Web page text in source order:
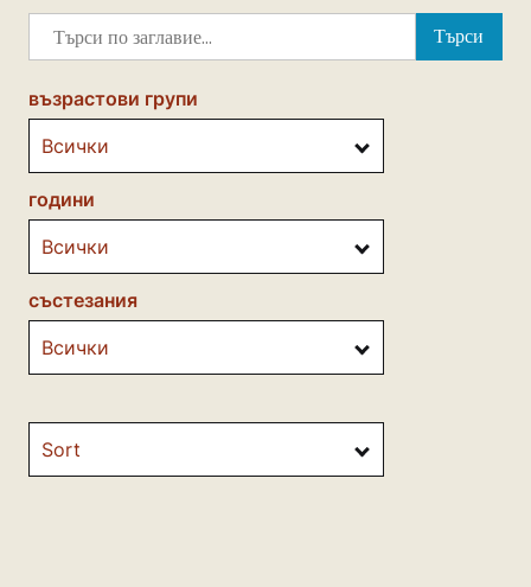
Търси
възрастови групи
Всички
години
Всички
състезания
Всички
Sort